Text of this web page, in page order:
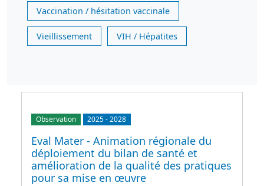
Vaccination / hésitation vaccinale
Vieillissement VIH / Hépatites
Observation 2025-2028
Eval Mater - Animation régionale du
déploiement du bilan de santé et
amélioration de la qualité des pratiques
pour sa mise en œuvre